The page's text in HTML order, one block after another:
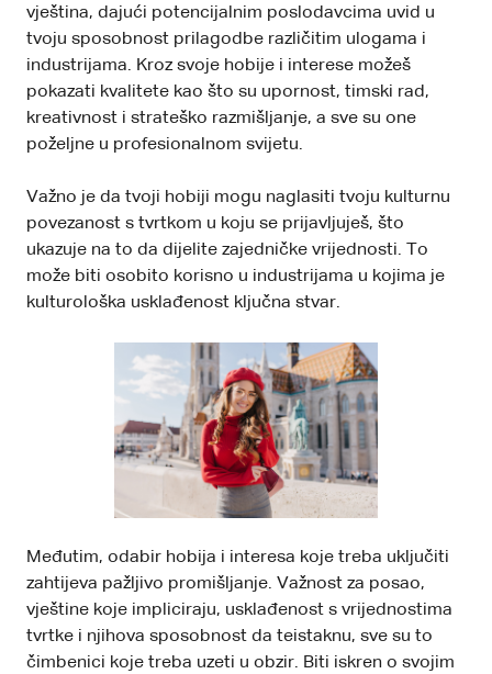
vještina, dajući potencijalnim poslodavcima uvid u
tvoju sposobnost prilagodbe različitim ulogama i
industrijama. Kroz svoje hobije i interese možeš
pokazati kvalitete kao što su upornost, timski rad,
kreativnost i strateško razmišljanje, a sve su one
poželjne u profesionalnom svijetu.
Važno je da tvoji hobiji mogu naglasiti tvoju kulturnu
povezanost s tvrtkom u koju se prijavljuješ, što
ukazuje na to da dijelite zajedničke vrijednosti. To
može biti osobito korisno u industrijama u kojima je
kulturološka usklađenost ključna stvar.
Međutim, odabir hobija i interesa koje treba uključiti
zahtijeva pažljivo promišljanje. Važnost za posao,
vještine koje impliciraju, usklađenost s vrijednostima
tvrtke i njihova sposobnost da teistaknu, sve su to
čimbenici koje treba uzeti u obzir. Biti iskren o svojim